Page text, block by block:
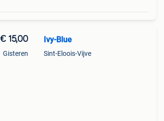
€ 15,00
Gisteren
Ivy-Blue
Sint-Eloois-Vijve